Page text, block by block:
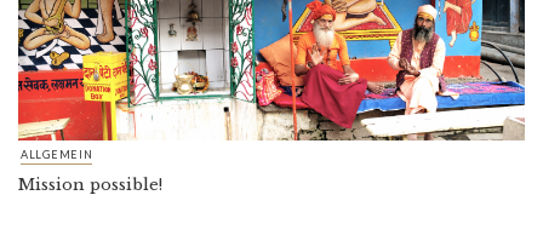
ALLGEMEIN
Mission possible!